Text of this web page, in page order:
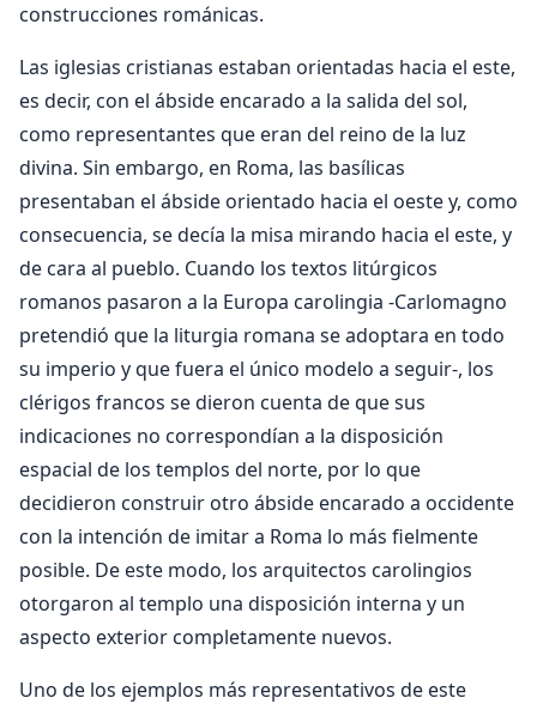
construcciones románicas.
Las iglesias cristianas estaban orientadas hacia el este,
es decir, con el ábside encarado a la salida del sol,
como representantes que eran del reino de la luz
divina. Sin embargo, en Roma, las basílicas
presentaban el ábside orientado hacia el oeste y, como
consecuencia, se decía la misa mirando hacia el este, y
de cara al pueblo. Cuando los textos litúrgicos
romanos pasaron a la Europa carolingia -Carlomagno
pretendió que la liturgia romana se adoptara en todo
su imperio y que fuera el único modelo a seguir-, los
clérigos francos se dieron cuenta de que sus
indicaciones no correspondían a la disposición
espacial de los templos del norte, por lo que
decidieron construir otro ábside encarado a occidente
con la intención de imitar a Roma lo más fielmente
posible. De este modo, los arquitectos carolingios
otorgaron al templo una disposición interna y un
aspecto exterior completamente nuevos.
Uno de los ejemplos más representativos de este